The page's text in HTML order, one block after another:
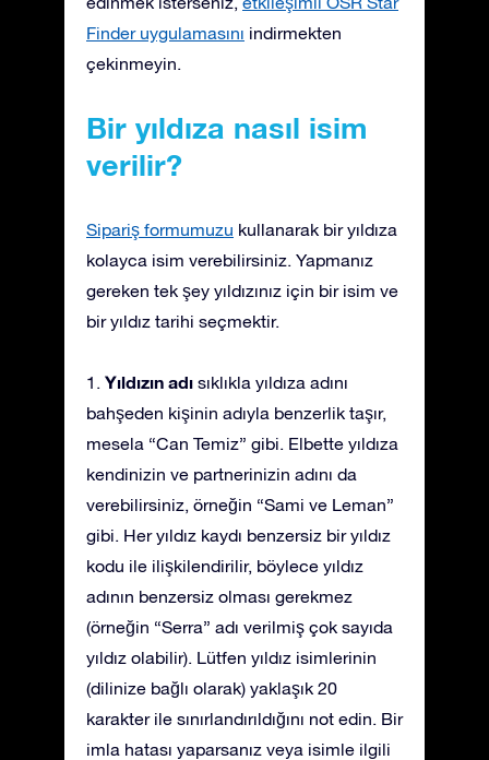
Finder uygulamasını indirmekten
çekinmeyin.
Bir yıldıza nasıl isim
verilir?
Sipariş formumuzu kullanarak bir yıldıza
kolayca isim verebilirsiniz. Yapmanız
gereken tek şey yıldızınız için bir isim ve
bir yıldız tarihi seçmektir.
1. Yıldızın adı sıklıkla yıldıza adını
bahşeden kişinin adıyla benzerlik taşır,
mesela “Can Temiz” gibi. Elbette yıldıza
kendinizin ve partnerinizin adını da
verebilirsiniz, örneğin “Sami ve Leman”
gibi. Her yıldız kaydı benzersiz bir yıldız
kodu ile ilişkilendirilir, böylece yıldız
adının benzersiz olması gerekmez
(örneğin “Serra” adı verilmiş çok sayıda
yıldız olabilir). Lütfen yıldız isimlerinin
(dilinize bağlı olarak) yaklaşık 20
karakter ile sınırlandırıldığını not edin. Bir
imla hatası yaparsanız veya isimle ilgili